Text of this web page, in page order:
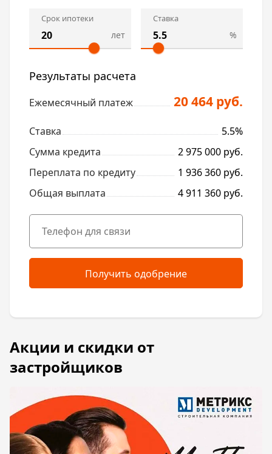
Срок ипотеки
лет
Ставка
%
Результаты расчета
Ежемесячный платеж 20 464 руб.
Ставка
5.5%
Сумма кредита
2 975 000 руб.
Переплата по кредиту
1 936 360 руб.
Общая выплата
4 911 360 руб.
Получить одобрение